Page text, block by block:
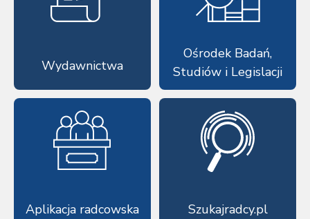
Wydawnictwa
Ośrodek Badań,
Studiów i Legislacji
Aplikacja radcowska Szukajradcy.pl